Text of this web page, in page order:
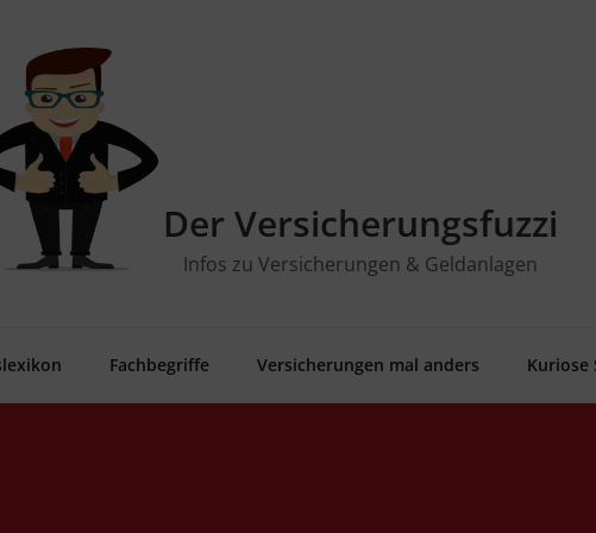
Der Versicherungsfuzzi
Infos zu Versicherungen & Geldanlagen
Fach­be­grif­fe Ver­si­che­run­gen mal anders Kurio­se